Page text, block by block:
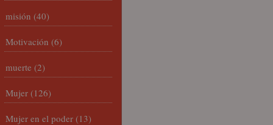
misión (40)
Motivación (6)
muerte (2)
Mujer (126)
Mujer en el poder (13)